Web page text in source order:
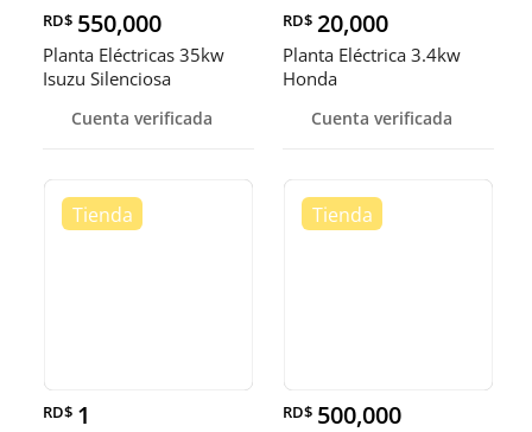
RD$ 550,000
Planta Eléctricas 35kw
Isuzu Silenciosa
Cuenta verificada
RD$ 20,000
Planta Eléctrica 3.4kw
Honda
Cuenta verificada
RD$ 1 RD$ 500,000